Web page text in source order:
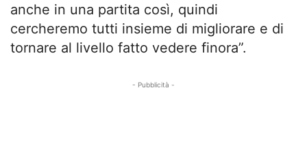
anche in una partita così, quindi
cercheremo tutti insieme di migliorare e di
tornare al livello fatto vedere finora”.
- Pubblicità -